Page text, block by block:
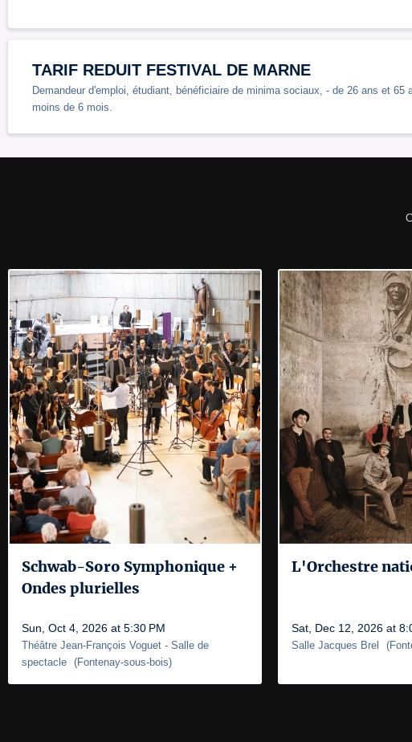
TARIF REDUIT FESTIVAL DE MARNE
Demandeur d'emploi, étudiant, bénéficiaire de minima sociaux, - de 26 ans et
moins de 6 mois.
Schwab-Soro Symphonique +
Ondes plurielles
Sun, Oct 4, 2026 at 5:30 PM
Théâtre Jean-François Voguet - Salle de
spectacle (Fontenay-sous-bois)
L'Orchestre
Sat, Dec 12, 2026 at
Salle Jacques Brel (